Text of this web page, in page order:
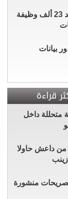
الاقتصاد الأميركي يفقد 23 ألف وظيفة
بيانات
قراءة
على نحو 50 جثة متحللة داخل
من داعش حاولا
منشورة